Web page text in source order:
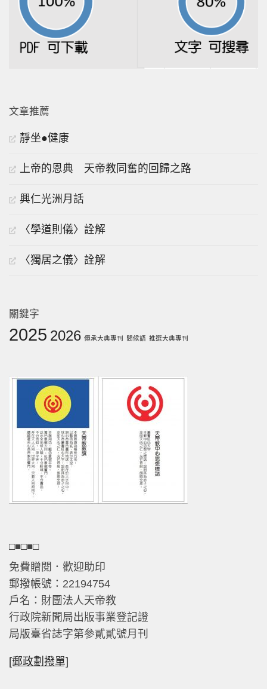
文章推薦
靜坐●健康
上帝的恩典 天帝教同奮的回歸之路
興仁光洲月話
〈學道則儀〉詮解
〈獨居之儀〉詮解
關鍵字
2025 2026 傳承大典專刊 問候語 推選大典專刊
□■□■□
免費贈閱．歡迎助印
郵撥帳號：22194754
戶名：財團法人天帝教
行政院新聞局出版事業登記證
局版臺省誌字第參貳貳號月刊
[郵政劃撥單]